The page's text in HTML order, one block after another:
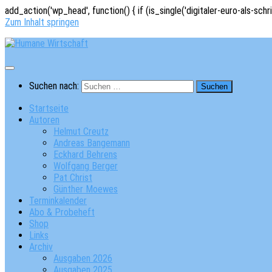
add_action('wp_head', function() { if (is_single('digitaler-euro-als-
Zum Inhalt springen
Suchen nach:
Startseite
Autoren
Helmut Creutz
Andreas Bangemann
Eckhard Behrens
Wolfgang Berger
Pat Christ
Günther Moewes
Terminkalender
Abo & Probeheft
Shop
Links
Archiv
Ausgaben 2026